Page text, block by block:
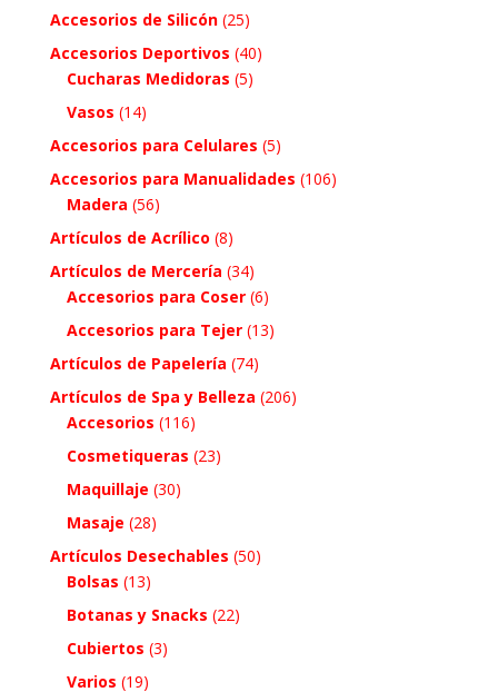
Accesorios de Silicón (25)
Accesorios Deportivos (40)
Cucharas Medidoras (5)
Vasos (14)
Accesorios para Celulares (5)
Accesorios para Manualidades (106)
Madera (56)
Artículos de Acrílico (8)
Artículos de Mercería (34)
Accesorios para Coser (6)
Accesorios para Tejer (13)
Artículos de Papelería (74)
Artículos de Spa y Belleza (206)
Accesorios (116)
Cosmetiqueras (23)
Maquillaje (30)
Masaje (28)
Artículos Desechables (50)
Bolsas (13)
Botanas y Snacks (22)
Cubiertos (3)
Varios (19)